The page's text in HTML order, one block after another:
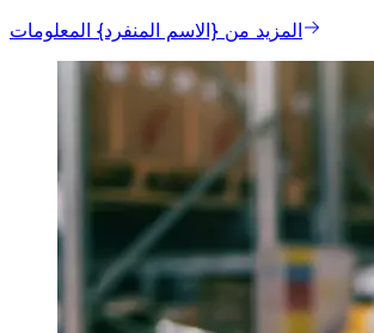
المزيد من {الاسم المنفرد} المعلومات